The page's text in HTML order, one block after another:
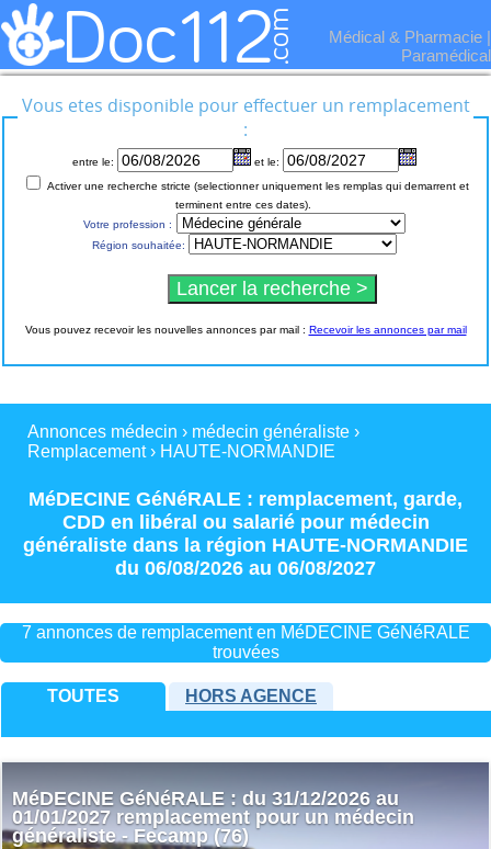
Médical & Pharmacie |
Paramédical
Vous etes disponible pour effectuer un remplacement
:
entre le:
et le:
terminent entre ces dates).
Votre profession :
Région souhaitée:
Vous pouvez recevoir les nouvelles annonces par mail : Recevoir les annonces par mail
Annonces médecin › médecin généraliste ›
Remplacement › HAUTE-NORMANDIE
MéDECINE GéNéRALE : remplacement, garde,
CDDen libéral ou salariépour médecin
généraliste dans la région HAUTE-NORMANDIE
du 06/08/2026 au 06/08/2027
7 annonces de remplacement en MéDECINE GéNéRALE
trouvées
TOUTES HORS AGENCE
MéDECINE GéNéRALE : du 31/12/2026 au
01/01/2027 remplacement pour un médecin
généraliste - Fecamp (76)